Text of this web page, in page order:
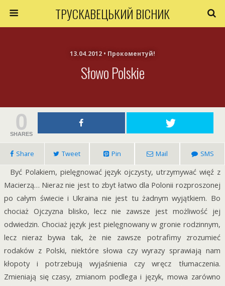
ТРУСКАВЕЦЬКИЙ ВІСНИК
13.04.2012 • Прокоментуй!
Słowo Polskie
0
SHARES
Share Tweet Pin Mail SMS
Być Polakiem, pielęgnować język ojczysty, utrzymywać więź z
Macierzą… Nieraz nie jest to zbyt łatwo dla Polonii rozproszonej
po całym świecie i Ukraina nie jest tu żadnym wyjątkiem. Bo
chociaż Ojczyzna blisko, lecz nie zawsze jest możliwość jej
odwiedzin. Chociaż język jest pielęgnowany w gronie rodzinnym,
lecz nieraz bywa tak, że nie zawsze potrafimy zrozumieć
rodaków z Polski, niektóre słowa czy wyrazy sprawiają nam
kłopoty i potrzebują wyjaśnienia czy wręcz tłumaczenia.
Zmieniają się czasy, zmianom podlega i język, mowa zarówno